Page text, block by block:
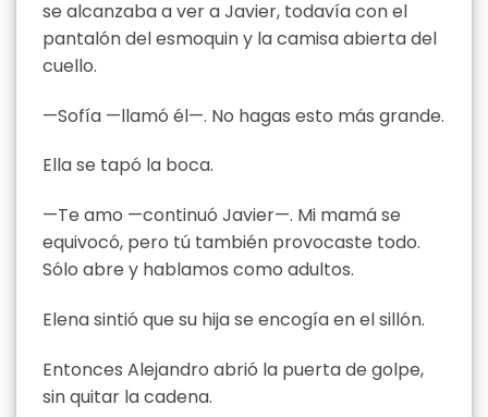
se alcanzaba a ver a Javier, todavía con el
pantalón del esmoquin y la camisa abierta del
cuello.
—Sofía —llamó él—. No hagas esto más grande.
Ella se tapó la boca.
—Te amo —continuó Javier—. Mi mamá se
equivocó, pero tú también provocaste todo.
Sólo abre y hablamos como adultos.
Elena sintió que su hija se encogía en el sillón.
Entonces Alejandro abrió la puerta de golpe,
sin quitar la cadena.